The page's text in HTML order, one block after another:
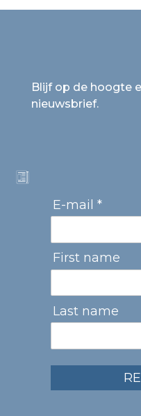
Blijf op de hoogte
nieuwsbrief.
E-mail *
First name
Last name